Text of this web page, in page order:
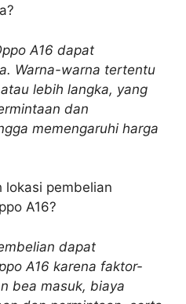
A16 dapat
Warna-warna tertentu
lebih langka, yang
dan
memengaruhi harga
lokasi pembelian
A16?
dapat
A16 karena faktor-
bea masuk, biaya